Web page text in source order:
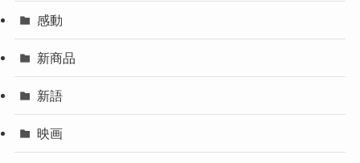
感動
新商品
新語
映画